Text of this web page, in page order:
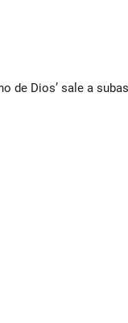
de Dios’ sale a